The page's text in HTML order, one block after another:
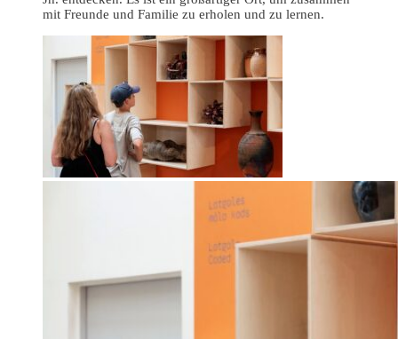
mit Freunde und Familie zu erholen und zu lernen.